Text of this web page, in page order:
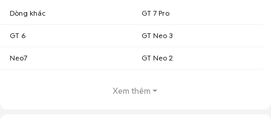
Dòng khác GT 7 Pro
GT 6 GT Neo 3
Neo7 GT Neo 2
Xem thêm